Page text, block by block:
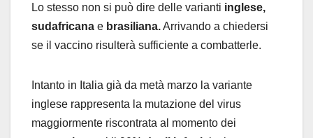
Lo stesso non si può dire delle varianti inglese,
sudafricana e brasiliana.Arrivando a chiedersi
se il vaccino risulterà sufficiente a combatterle.
Intanto in Italia già da metà marzo la variante
inglese rappresenta la mutazione del virus
maggiormente riscontrata al momento dei